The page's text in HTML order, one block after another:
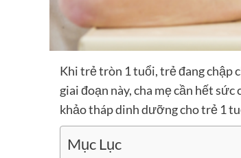
Khi trẻ tròn 1 tuổi, trẻ đang chập
giai đoạn này, cha mẹ cần hết
khảo tháp dinh dưỡng cho trẻ 1
Mục Lục